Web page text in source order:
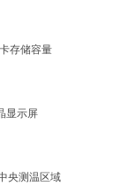
存储容量
显示屏
央测温区域